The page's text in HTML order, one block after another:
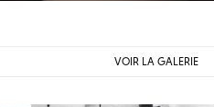
VOIR LA GALERIE